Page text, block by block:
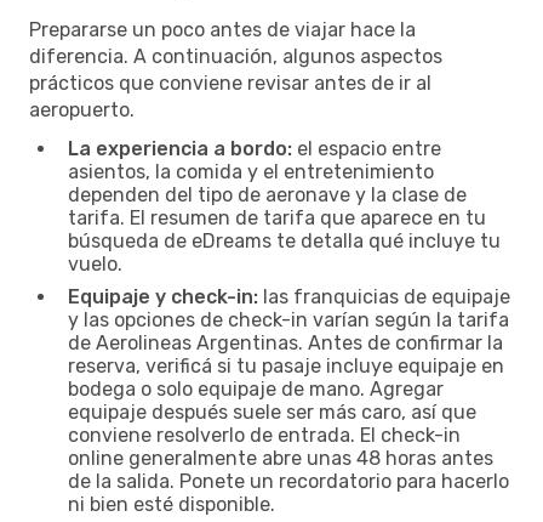
Prepararse un poco antes de viajar hace la
diferencia. A continuación, algunos aspectos
prácticos que conviene revisar antes de ir al
aeropuerto.
La experiencia a bordo: el espacio entre
asientos, la comida y el entretenimiento
dependen del tipo de aeronave y la clase de
tarifa. El resumen de tarifa que aparece en tu
búsqueda de eDreams te detalla qué incluye tu
vuelo.
Equipaje y check-in: las franquicias de equipaje
y las opciones de check-in varían según la tarifa
de Aerolineas Argentinas. Antes de confirmar la
reserva, verificá si tu pasaje incluye equipaje en
bodega o solo equipaje de mano. Agregar
equipaje después suele ser más caro, así que
conviene resolverlo de entrada. El check-in
online generalmente abre unas 48 horas antes
de la salida. Ponete un recordatorio para hacerlo
ni bien esté disponible.